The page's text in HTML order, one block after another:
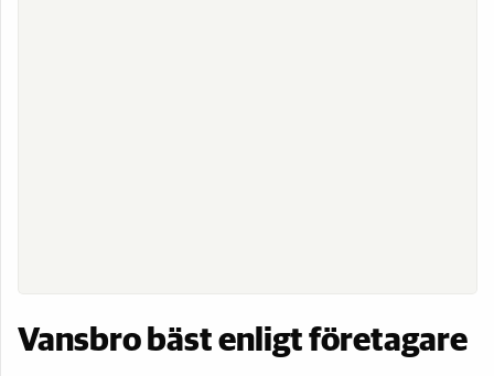
Vansbro bäst enligt företagare